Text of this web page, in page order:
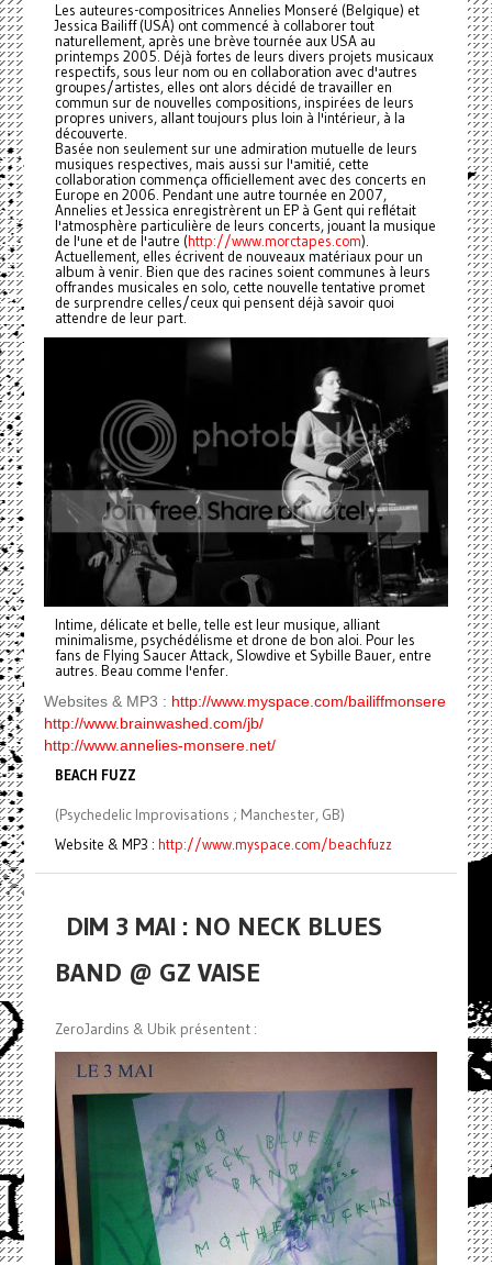
Les auteures-compositrices Annelies Monseré (Belgique) et
Jessica Bailiff (USA) ont commencé à collaborer tout
naturellement, après une brève tournée aux USA au
printemps 2005. Déjà fortes de leurs divers projets musicaux
respectifs, sous leur nom ou en collaboration avec d'autres
groupes/artistes, elles ont alors décidé de travailler en
commun sur de nouvelles compositions, inspirées de leurs
propres univers, allant toujours plus loin à l'intérieur, à la
découverte.
Basée non seulement sur une admiration mutuelle de leurs
musiques respectives, mais aussi sur l'amitié, cette
collaboration commença officiellement avec des concerts en
Europe en 2006. Pendant une autre tournée en 2007,
Annelies et Jessica enregistrèrent un EP à Gent qui reflétait
l'atmosphère particulière de leurs concerts, jouant la musique
de l'une et de l'autre (http://www.morctapes.com).
Actuellement, elles écrivent de nouveaux matériaux pour un
album à venir. Bien que des racines soient communes à leurs
offrandes musicales en solo, cette nouvelle tentative promet
de surprendre celles/ceux qui pensent déjà savoir quoi
attendre de leur part.
Intime, délicate et belle, telle est leur musique, alliant
minimalisme, psychédélisme et drone de bon aloi. Pour les
fans de Flying Saucer Attack, Slowdive et Sybille Bauer, entre
autres. Beau comme l'enfer.
Websites & MP3 : http://www.myspace.com/bailiffmonsere
http://www.brainwashed.com/jb/
http://www.annelies-monsere.net/
BEACH FUZZ
(Psychedelic Improvisations ; Manchester, GB)
Website & MP3 : http://www.myspace.com/beachfuzz
DIM 3 MAI : NO NECK BLUES
BAND @ GZ VAISE
ZeroJardins & Ubik présentent :